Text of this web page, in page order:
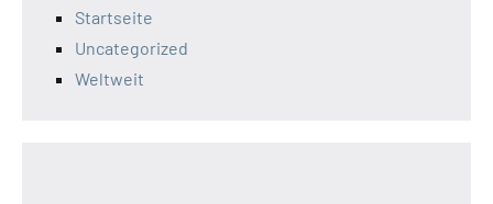
Startseite
Uncategorized
Weltweit